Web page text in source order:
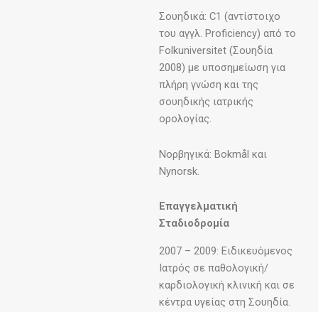
Σουηδικά: C1 (αντίστοιχο
του αγγλ. Proficiency) από το
Folkuniversitet (Σουηδία
2008) με υποσημείωση για
πλήρη γνώση και της
σουηδικής ιατρικής
ορολογίας.
Νορβηγικά: Βokmål και
Nynorsk.
Επαγγελματική
Σταδιοδρομία
2007 – 2009: Ειδικευόμενος
Ιατρός σε παθολογική/
καρδιολογική κλινική και σε
κέντρα υγείας στη Σουηδία.